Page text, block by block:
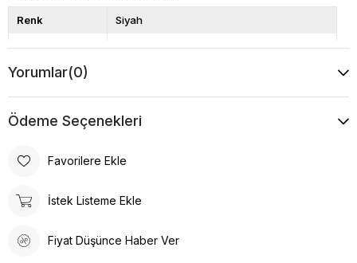
Renk Siyah
Boy Standart
Desen
Yorumlar(0)
Ödeme Seçenekleri
Favorilere Ekle
İstek Listeme Ekle
Fiyat Düşünce Haber Ver